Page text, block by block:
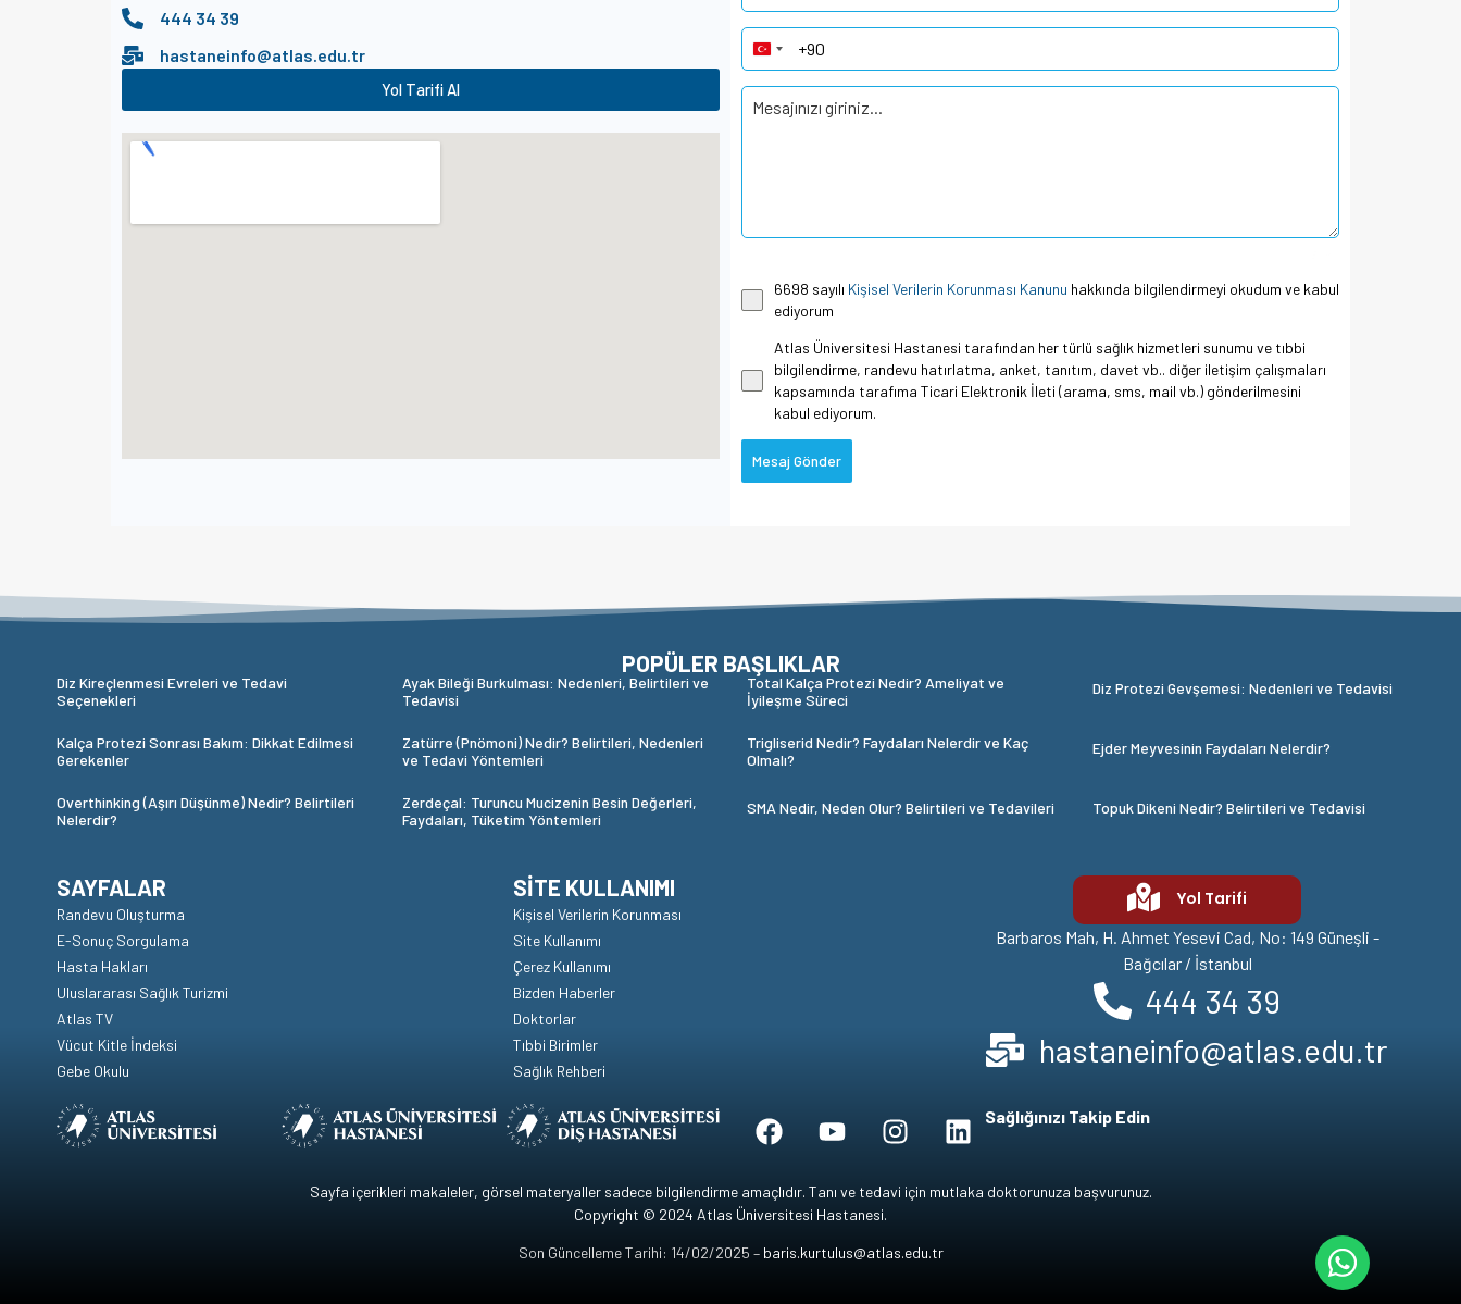
444 34 39
hastaneinfo@atlas.edu.tr
Yol Tarifi Al
Turkey +90
6698 sayılı Kişisel Verilerin Korunması Kanunu hakkında bilgilendirmeyi okudum ve kabul
ediyorum
Atlas Üniversitesi Hastanesi tarafından her türlü sağlık hizmetleri sunumu ve tıbbi
bilgilendirme, randevu hatırlatma, anket, tanıtım, davet vb.. diğer iletişim çalışmaları
kapsamında tarafıma Ticari Elektronik İleti (arama, sms, mail vb.) gönderilmesini
kabul ediyorum.
Mesaj Gönder
POPÜLER BAŞLIKLAR
Diz Kireçlenmesi Evreleri ve Tedavi
Seçenekleri
Ayak Bileği Burkulması: Nedenleri, Belirtileri ve
Tedavisi
Total Kalça Protezi Nedir? Ameliyat ve
İyileşme Süreci
Diz Protezi Gevşemesi: Nedenleri ve Tedavisi
Kalça Protezi Sonrası Bakım: Dikkat Edilmesi
Gerekenler
Zatürre (Pnömoni) Nedir? Belirtileri, Nedenleri
ve Tedavi Yöntemleri
Trigliserid Nedir? Faydaları Nelerdir ve Kaç
Olmalı?
Ejder Meyvesinin Faydaları Nelerdir?
Overthinking (Aşırı Düşünme) Nedir? Belirtileri
Nelerdir?
Zerdeçal: Turuncu Mucizenin Besin Değerleri,
Faydaları, Tüketim Yöntemleri
SMA Nedir, Neden Olur? Belirtileri ve Tedavileri Topuk Dikeni Nedir? Belirtileri ve Tedavisi
SAYFALAR
Randevu Oluşturma
E-Sonuç Sorgulama
Hasta Hakları
Uluslararası Sağlık Turizmi
Atlas TV
Vücut Kitle İndeksi
Gebe Okulu
SITE KULLANIMI
Kişisel Verilerin Korunması
Site Kullanımı
Çerez Kullanımı
Bizden Haberler
Doktorlar
Tıbbi Birimler
Sağlık Rehberi
Yol Tarifi
Barbaros Mah, H. Ahmet Yesevi Cad, No: 149 Güneşli -
Bağcılar / İstanbul
444 34 39
hastaneinfo@atlas.edu.tr
Sağlığınızı Takip Edin
Sayfa içerikleri makaleler, görsel materyaller sadece bilgilendirme amaçlıdır. Tanı ve tedavi için mutlaka doktorunuza başvurunuz.
Copyright © 2024 Atlas Üniversitesi Hastanesi.
Son Güncelleme Tarihi: 14/02/2025 – baris.kurtulus@atlas.edu.tr